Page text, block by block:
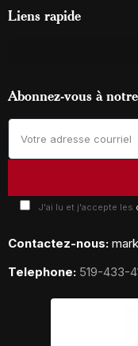
Liens rapide
Abonnez-vous à
J'ai lu et j'accepte les
Contactez-nous:
Telephone: 519-433-